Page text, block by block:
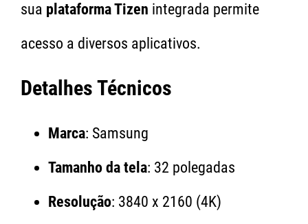
sua plataforma Tizen integrada permite
acesso a diversos aplicativos.
Detalhes Técnicos
Marca: Samsung
Tamanho da tela: 32 polegadas
Resolução: 3840 x 2160 (4K)